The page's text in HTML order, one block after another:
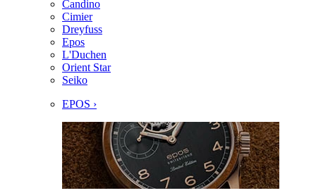
Candino
Cimier
Dreyfuss
Epos
L'Duchen
Orient Star
Seiko
EPOS ›